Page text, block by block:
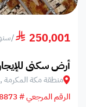
250,001
/
أرض سكني
منطقة مكة
الرقم المرجعي # 98873